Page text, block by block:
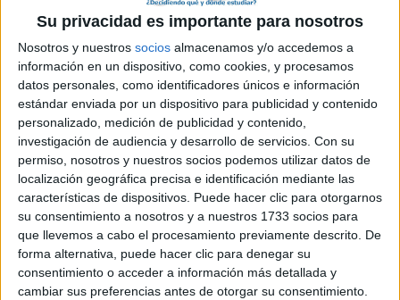
Su privacidad es importante para nosotros
Nosotros y nuestros socios almacenamos y/o accedemos a
información en un dispositivo, como cookies, y procesamos
datos personales, como identificadores únicos e información
estándar enviada por un dispositivo para publicidad y contenido
personalizado, medición de publicidad y contenido,
investigación de audiencia y desarrollo de servicios. Con su
permiso, nosotros y nuestros socios podemos utilizar datos de
localización geográfica precisa e identificación mediante las
características de dispositivos. Puede hacer clic para otorgarnos
su consentimiento a nosotros y a nuestros 1733 socios para
que llevemos a cabo el procesamiento previamente descrito. De
forma alternativa, puede hacer clic para denegar su
consentimiento o acceder a información más detallada y
cambiar sus preferencias antes de otorgar su consentimiento.
Sobre ti
Soy:*
Chico
Chica
¿En qué año terminas (o terminaste) bachillerato o FP?
Soy estudiante de:*